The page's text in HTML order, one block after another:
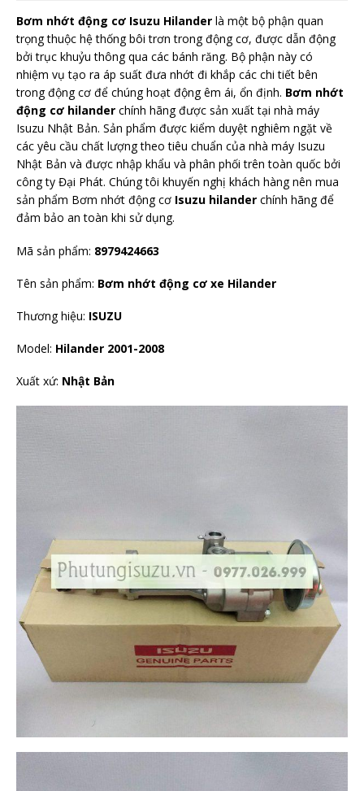
Bơm nhớt động cơ Isuzu Hilander là một bộ phận quan
trọng thuộc hệ thống bôi trơn trong động cơ, được dẫn động
bởi trục khuỷu thông qua các bánh răng. Bộ phận này có
nhiệm vụ tạo ra áp suất đưa nhớt đi khắp các chi tiết bên
trong động cơ để chúng hoạt động êm ái, ổn định. Bơm nhớt
động cơ hilander chính hãng được sản xuất tại nhà máy
Isuzu Nhật Bản. Sản phẩm được kiểm duyệt nghiêm ngặt về
các yêu cầu chất lượng theo tiêu chuẩn của nhà máy Isuzu
Nhật Bản và được nhập khẩu và phân phối trên toàn quốc bởi
công ty Đại Phát. Chúng tôi khuyến nghị khách hàng nên mua
sản phẩm Bơm nhớt động cơ Isuzu hilander chính hãng để
đảm bảo an toàn khi sử dụng.
Mã sản phẩm: 8979424663
Tên sản phẩm: Bơm nhớt động cơ xe Hilander
Thương hiệu: ISUZU
Model: Hilander 2001-2008
Xuất xứ: Nhật Bản